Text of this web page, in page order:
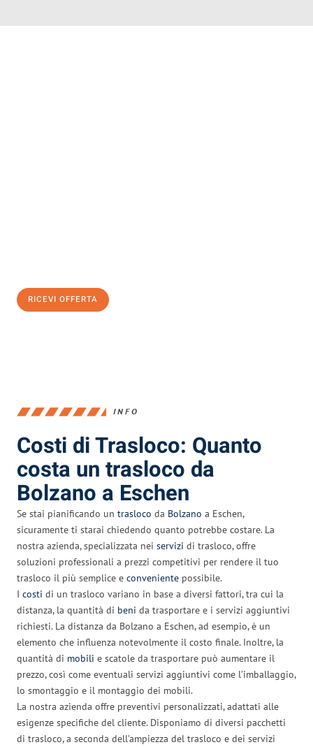
RICEVI OFFERTA
INFO
Costi di Trasloco: Quanto
costa un trasloco da
Bolzano a Eschen
Se stai pianificando un trasloco da Bolzano a Eschen,
sicuramente ti starai chiedendo quanto potrebbe costare. La
nostra azienda, specializzata nei servizi di trasloco, offre
soluzioni professionali a prezzi competitivi per rendere il tuo
trasloco il più semplice e conveniente possibile.
I costi di un trasloco variano in base a diversi fattori, tra cui la
distanza, la quantità di beni da trasportare e i servizi aggiuntivi
richiesti. La distanza da Bolzano a Eschen, ad esempio, è un
elemento che influenza notevolmente il costo finale. Inoltre, la
quantità di mobili e scatole da trasportare può aumentare il
prezzo, così come eventuali servizi aggiuntivi come l’imballaggio,
lo smontaggio e il montaggio dei mobili.
La nostra azienda offre preventivi personalizzati, adattati alle
esigenze specifiche del cliente. Disponiamo di diversi pacchetti
di trasloco, a seconda dell’ampiezza del trasloco e dei servizi